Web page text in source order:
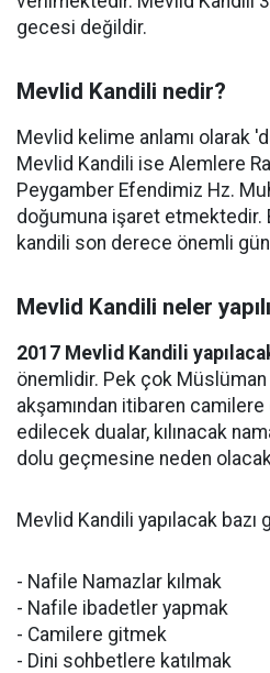
gecesi değildir.
Mevlid Kandili nedir?
Mevlid kelime anlamı olarak
Mevlid Kandili ise Alemlere
Peygamber Efendimiz Hz.
doğumuna işaret etmektedir.
kandili son derece önemli
Mevlid Kandili neler
2017 Mevlid Kandili
önemlidir. Pek çok Müslüman
akşamından itibaren
edilecek dualar, kılınacak
dolu geçmesine neden
Mevlid Kandili yapılacak bazı
- Nafile Namazlar kılmak
- Nafile ibadetler yapmak
- Camilere gitmek
- Dini sohbetlere katılmak